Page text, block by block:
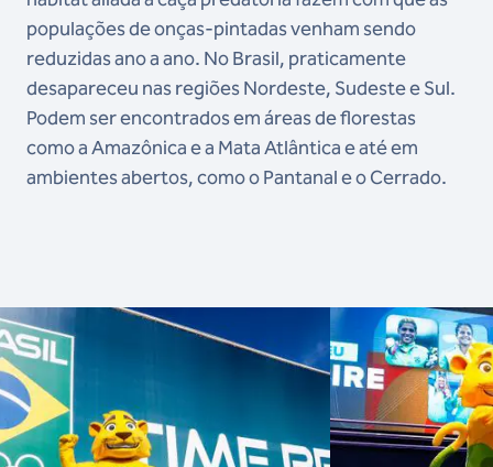
populações de onças-pintadas venham sendo
reduzidas ano a ano. No Brasil, praticamente
desapareceu nas regiões Nordeste, Sudeste e Sul.
Podem ser encontrados em áreas de florestas
como a Amazônica e a Mata Atlântica e até em
ambientes abertos, como o Pantanal e o Cerrado.